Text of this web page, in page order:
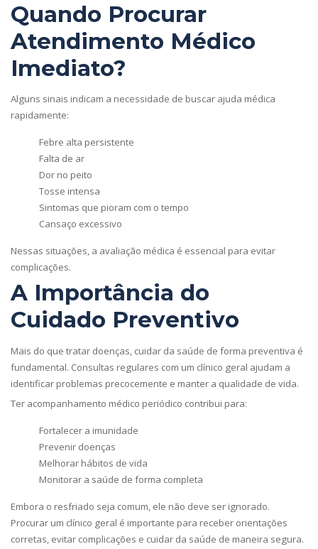
Quando Procurar
Atendimento Médico
Imediato?
Alguns sinais indicam a necessidade de buscar ajuda médica
rapidamente:
Febre alta persistente
Falta de ar
Dor no peito
Tosse intensa
Sintomas que pioram com o tempo
Cansaço excessivo
Nessas situações, a avaliação médica é essencial para evitar
complicações.
A Importância do
Cuidado Preventivo
Mais do que tratar doenças, cuidar da saúde de forma preventiva é
fundamental. Consultas regulares com um clínico geral ajudam a
identificar problemas precocemente e manter a qualidade de vida.
Ter acompanhamento médico periódico contribui para:
Fortalecer a imunidade
Prevenir doenças
Melhorar hábitos de vida
Monitorar a saúde de forma completa
Embora o resfriado seja comum, ele não deve ser ignorado.
Procurar um clínico geral é importante para receber orientações
corretas, evitar complicações e cuidar da saúde de maneira segura.